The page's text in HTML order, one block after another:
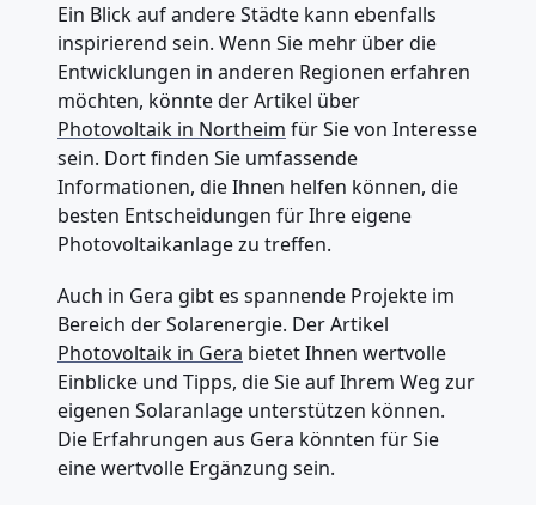
Ein Blick auf andere Städte kann ebenfalls
inspirierend sein. Wenn Sie mehr über die
Entwicklungen in anderen Regionen erfahren
möchten, könnte der Artikel über
Photovoltaik in Northeim für Sie von Interesse
sein. Dort finden Sie umfassende
Informationen, die Ihnen helfen können, die
besten Entscheidungen für Ihre eigene
Photovoltaikanlage zu treffen.
Auch in Gera gibt es spannende Projekte im
Bereich der Solarenergie. Der Artikel
Photovoltaik in Gera bietet Ihnen wertvolle
Einblicke und Tipps, die Sie auf Ihrem Weg zur
eigenen Solaranlage unterstützen können.
Die Erfahrungen aus Gera könnten für Sie
eine wertvolle Ergänzung sein.